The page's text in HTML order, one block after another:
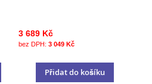
3 689 Kč
3 049 Kč
Přidat do košíku